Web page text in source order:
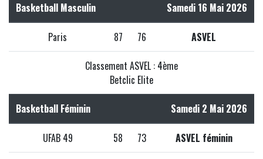
Basketball Masculin Samedi 16 Mai 2026
Paris 87 76 ASVEL
Classement ASVEL : 4ème
Betclic Elite
Basketball Féminin Samedi 2 Mai 2026
UFAB 49 58 73 ASVEL féminin